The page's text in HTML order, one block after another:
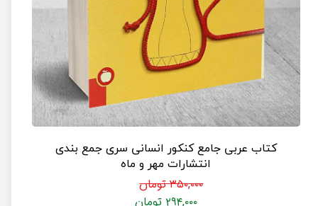
کتاب عربی جامع کنکور انسانی سری جمع بندی
انتشارات مهر و ماه
۳۵۰,۰۰۰ تومان
۲۹۴,۰۰۰ تومان